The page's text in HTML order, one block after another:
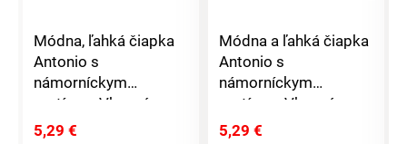
Módna, ľahká čiapka
Antonio s
námorníckym
motívom.Vkusná a
štýlová, vhodná pre
5,29 €
Módna a ľahká čiapka
Antonio s
námorníckym
motívom.Vkusná a
štýlová, vhodná pre
5,29 €